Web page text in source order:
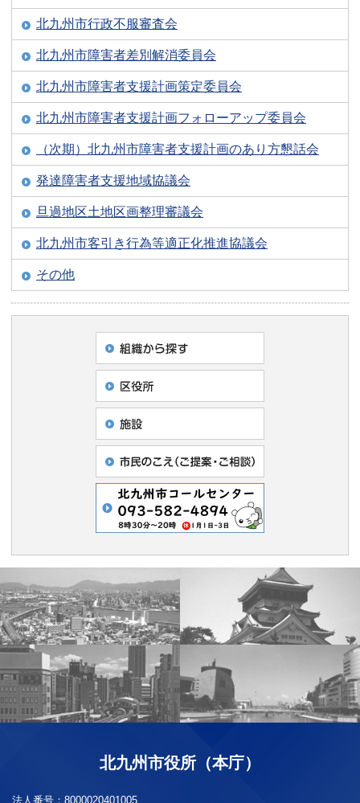
北九州市行政不服審査会
北九州市障害者差別解消委員会
北九州市障害者支援計画策定委員会
北九州市障害者支援計画フォローアップ委員会
（次期）北九州市障害者支援計画のあり方懇話会
発達障害者支援地域協議会
旦過地区土地区画整理審議会
北九州市客引き行為等適正化推進協議会
その他
北九州市役所（本庁）
法人番号： 8000020401005